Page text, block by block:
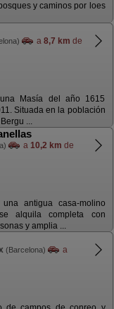
y caminos por loes
a 8,7 km de
Masía del año 1615
Situada en la población
...
a 10,2 km de
antigua casa-molino
alquila completa con
y amplia ...
(Barcelona)
a